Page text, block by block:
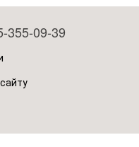
355-09-39